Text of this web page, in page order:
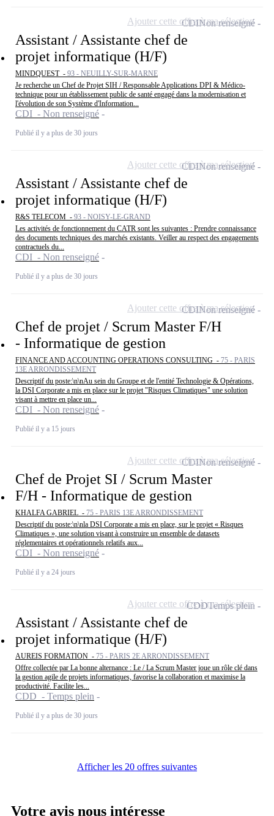
Assistant / Assistante chef de
projet informatique (H/F)
MINDQUEST - 93 - NEUILLY-SUR-MARNE
Je recherche un Chef de Projet SIH / Responsable Applications DPI & Médico-
technique pour un établissement public de santé engagé dans la modernisation et
l'évolution de son Système d'Information...
CDI - Non renseigné
Publié il y a plus de 30 jours
CDINon renseigné
Ajouter cette offre à ma sélection
Assistant / Assistante chef de
projet informatique (H/F)
R&S TELECOM - 93 - NOISY-LE-GRAND
Les activités de fonctionnement du CATR sont les suivantes : Prendre connaissance
des documents techniques des marchés existants. Veiller au respect des engagements
contractuels du...
CDI - Non renseigné
Publié il y a plus de 30 jours
CDINon renseigné
Ajouter cette offre à ma sélection
Chef de projet / Scrum Master F/H
- Informatique de gestion
FINANCE AND ACCOUNTING OPERATIONS CONSULTING - 75 - PARIS
13E ARRONDISSEMENT
Descriptif du poste:\n\nAu sein du Groupe et de l'entité Technologie & Opérations,
la DSI Corporate a mis en place sur le projet "Risques Climatiques" une solution
visant à mettre en place un...
CDI - Non renseigné
Publié il y a 15 jours
CDINon renseigné
Ajouter cette offre à ma sélection
Chef de Projet SI / Scrum Master
F/H - Informatique de gestion
KHALFA GABRIEL - 75 - PARIS 13E ARRONDISSEMENT
Descriptif du poste:\n\nla DSI Corporate a mis en place, sur le projet « Risques
Climatiques », une solution visant à construire un ensemble de datasets
réglementaires et opérationnels relatifs aux...
CDI - Non renseigné
Publié il y a 24 jours
CDINon renseigné
Ajouter cette offre à ma sélection
Assistant / Assistante chef de
projet informatique (H/F)
AUREIS FORMATION - 75 - PARIS 2E ARRONDISSEMENT
Offre collectée par La bonne alternance : Le / La Scrum Master joue un rôle clé dans
la gestion agile de projets informatiques, favorise la collaboration et maximise la
productivité. Facilite les...
CDD - Temps plein
Publié il y a plus de 30 jours
CDDTemps plein
Ajouter cette offre à ma sélection
Afficher les 20 offres suivantes
Votre avis nous intéresse